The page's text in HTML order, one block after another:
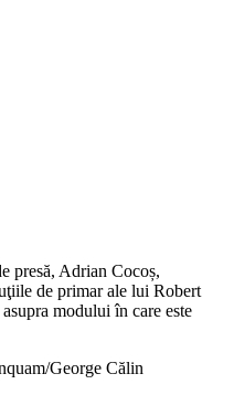
presă, Adrian Cocoș,
de primar ale lui Robert
modului în care este
George Călin